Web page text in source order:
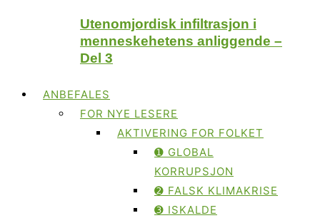
Utenomjordisk infiltrasjon i
menneskehetens anliggende –
Del 3
ANBEFALES
FOR NYE LESERE
AKTIVERING FOR FOLKET
➊ GLOBAL
KORRUPSJON
➋ FALSK KLIMAKRISE
➌ ISKALDE